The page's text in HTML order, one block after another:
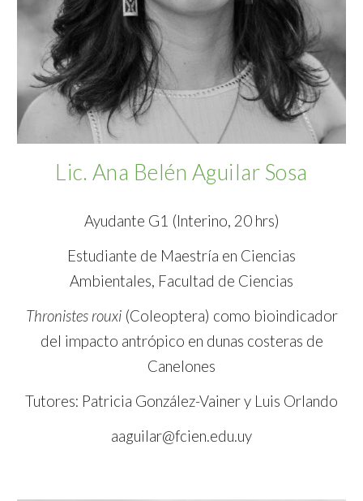
Lic. Ana Belén Aguilar Sosa
Ayudante G1 (Interino, 20 hrs)
Estudiante de Maestría en Ciencias
Ambientales, Facultad de Ciencias
Thronistes rouxi(Coleoptera) como bioindicador
del impacto antrópico en dunas costeras de
Canelones
Tutores: Patricia González-Vainer y Luis Orlando
aaguilar@fcien.edu.uy